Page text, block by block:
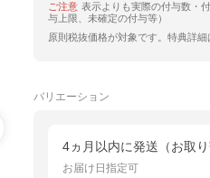
ご注意 表示よりも実際の付与数・
与上限、未確定の付与等）
原則税抜価格が対象です。特典詳細
バリエーション
4ヵ月以内に発送（お取り
お届け日指定可